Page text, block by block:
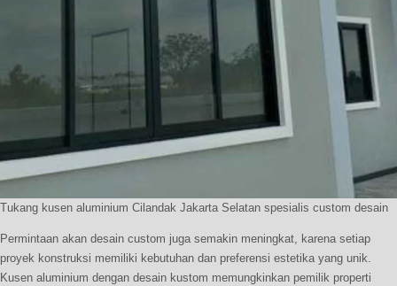
Tukang kusen aluminium Cilandak Jakarta Selatan spesialis custom desain
Permintaan akan desain custom juga semakin meningkat, karena setiap
proyek konstruksi memiliki kebutuhan dan preferensi estetika yang unik.
Kusen aluminium dengan desain kustom memungkinkan pemilik properti